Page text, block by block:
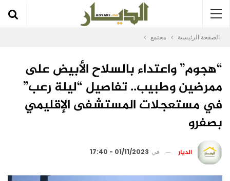
الصفحة الرئيسية مجتمع
“هجوم” واعتداء بالسلاح الأبيض على
ممرضين وطبيب.. تفاصيل “ليلة رعب”
في مستعجلات المستشفى الإقليمي
بصفرو
الديار في 01/11/2023 - 17:40